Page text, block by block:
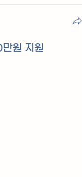
원 지원